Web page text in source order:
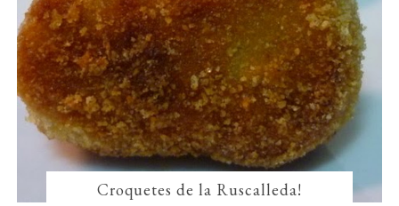
Croquetes de la Ruscalleda!